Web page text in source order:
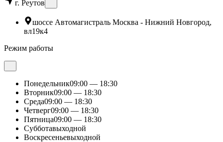
г. Реутов
шоссе Автомагистраль Москва - Нижний Новгород,
вл19к4
Режим работы
Понедельник09:00 — 18:30
Вторник09:00 — 18:30
Среда09:00 — 18:30
Четверг09:00 — 18:30
Пятница09:00 — 18:30
Субботавыходной
Воскресеньевыходной